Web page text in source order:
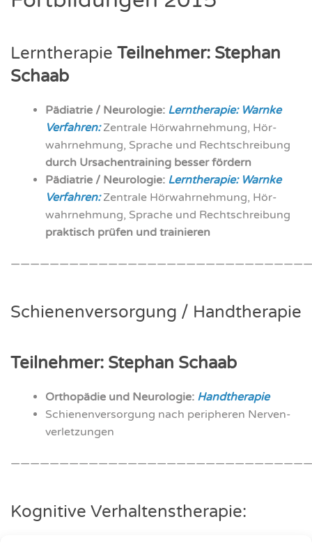
Lern­the­ra­pie Teil­neh­mer: Ste­phan
Schaab
Päd­ia­trie / Neu­ro­lo­gie: Lern­the­ra­pie: Warn­ke
Ver­fah­ren:Zen­tra­le Hör­wahr­neh­mung, Hör­
wahr­neh­mung, Spra­che und Recht­schrei­bung
durch Ursa­chen­trai­ning bes­ser för­dern
Päd­ia­trie / Neu­ro­lo­gie: Lern­the­ra­pie: Warn­ke
Ver­fah­ren:Zen­tra­le Hör­wahr­neh­mung, Hör­
wahr­neh­mung, Spra­che und Recht­schrei­bung
prak­tisch prü­fen und trai­nie­ren
Schie­nen­ver­sor­gung / Hand­the­ra­pie
Teil­neh­mer: Ste­phan Schaab
Ortho­pä­die und Neu­ro­lo­gie: Hand­the­ra­pie
Schie­nen­ver­sor­gung nach peri­phe­ren Ner­ven­
ver­let­zun­gen
Kogni­ti­ve Ver­hal­tens­the­ra­pie: